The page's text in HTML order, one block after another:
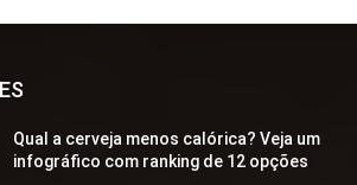
Qual a cerveja menos calórica? Veja um
infográfico com ranking de 12 opções